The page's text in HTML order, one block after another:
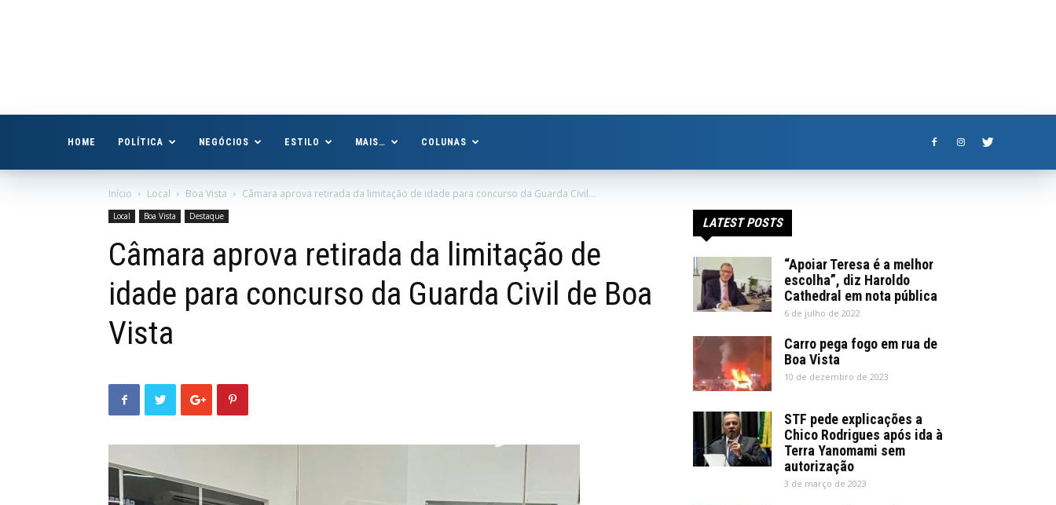
HOME POLÍTICA NEGÓCIOS ESTILO MAIS… COLUNAS
Início Local Boa Vista Câmara aprova retirada da limitação de idade para concurso da Guarda Civil...
Local Boa Vista Destaque
Câmara aprova retirada da limitação de
idade para concurso da Guarda Civil de Boa
Vista
LATEST POSTS
“Apoiar Teresa é a melhor
escolha”, diz Haroldo
Cathedral em nota pública
6 de julho de 2022
Carro pega fogo em rua de
Boa Vista
10 de dezembro de 2023
STF pede explicações a
Chico Rodrigues após ida à
Terra Yanomami sem
autorização
3 de março de 2023